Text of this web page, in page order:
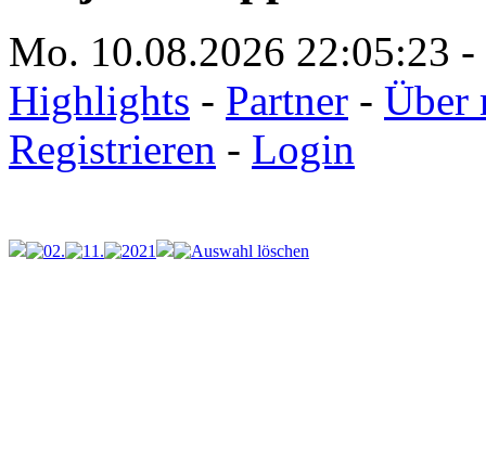
Mo. 10.08.2026 22:05:23 -
Highlights - Partner - Über
Registrieren - Login